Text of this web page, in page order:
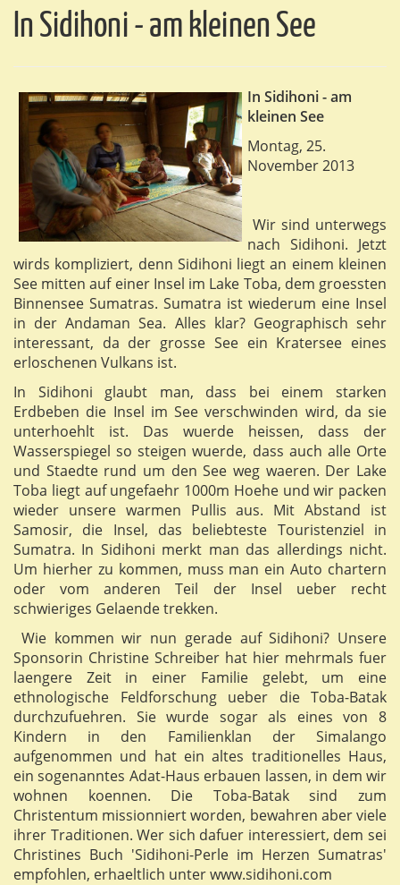
In Sidihoni - am kleinen See
In Sidihoni - am
kleinen See
Montag, 25.
November 2013
Wir sind unterwegs
nach Sidihoni. Jetzt
wirds kompliziert, denn Sidihoni liegt an einem kleinen
See mitten auf einer Insel im Lake Toba, dem groessten
Binnensee Sumatras. Sumatra ist wiederum eine Insel
in der Andaman Sea. Alles klar? Geographisch sehr
interessant, da der grosse See ein Kratersee eines
erloschenen Vulkans ist.
In Sidihoni glaubt man, dass bei einem starken
Erdbeben die Insel im See verschwinden wird, da sie
unterhoehlt ist. Das wuerde heissen, dass der
Wasserspiegel so steigen wuerde, dass auch alle Orte
und Staedte rund um den See weg waeren. Der Lake
Toba liegt auf ungefaehr 1000m Hoehe und wir packen
wieder unsere warmen Pullis aus. Mit Abstand ist
Samosir, die Insel, das beliebteste Touristenziel in
Sumatra. In Sidihoni merkt man das allerdings nicht.
Um hierher zu kommen, muss man ein Auto chartern
oder vom anderen Teil der Insel ueber recht
schwieriges Gelaende trekken.
Wie kommen wir nun gerade auf Sidihoni? Unsere
Sponsorin Christine Schreiber hat hier mehrmals fuer
laengere Zeit in einer Familie gelebt, um eine
ethnologische Feldforschung ueber die Toba-Batak
durchzufuehren. Sie wurde sogar als eines von 8
Kindern in den Familienklan der Simalango
aufgenommen und hat ein altes traditionelles Haus,
ein sogenanntes Adat-Haus erbauen lassen, in dem wir
wohnen koennen. Die Toba-Batak sind zum
Christentum missionniert worden, bewahren aber viele
ihrer Traditionen. Wer sich dafuer interessiert, dem sei
Christines Buch 'Sidihoni-Perle im Herzen Sumatras'
empfohlen, erhaeltlich unter www.sidihoni.com